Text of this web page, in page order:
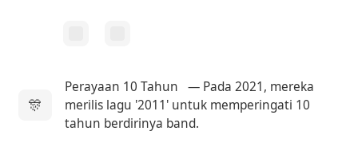
🎊
Perayaan 10 Tahun
— Pada 2021, mereka
merilis lagu '2011' untuk memperingati 10
tahun berdirinya band.